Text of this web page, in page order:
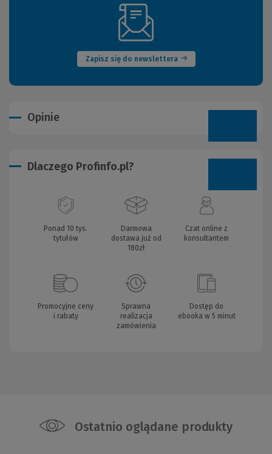
Zapisz się do newslettera
(Nowe
okno)
Opinie
Dlaczego Profinfo.pl?
Ponad 10 tys.
tytułów
Darmowa
dostawa już od
180zł
Czat online z
konsultantem
Promocyjne ceny
i rabaty
Sprawna
realizacja
zamówienia
Dostęp do
ebooka w 5 minut
Ostatnio oglądane produkty